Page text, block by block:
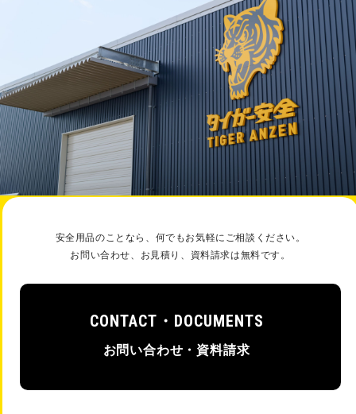
安全⽤品のことなら、何でもお気軽にご相談ください。
お問い合わせ、お⾒積り、資料請求は無料です。
CONTACT・DOCUMENTS
お問い合わせ・資料請求